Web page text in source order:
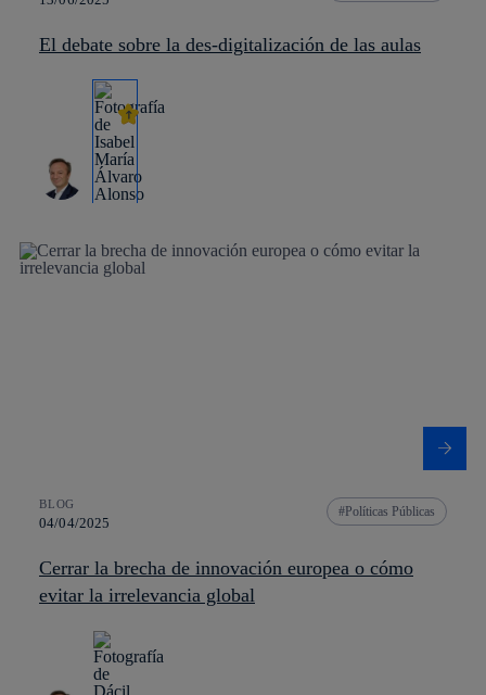
El debate sobre la des-digitalización de las aulas
BLOG
04/04/2025
Políticas Públicas
Cerrar la brecha de innovación europea o cómo
evitar la irrelevancia global